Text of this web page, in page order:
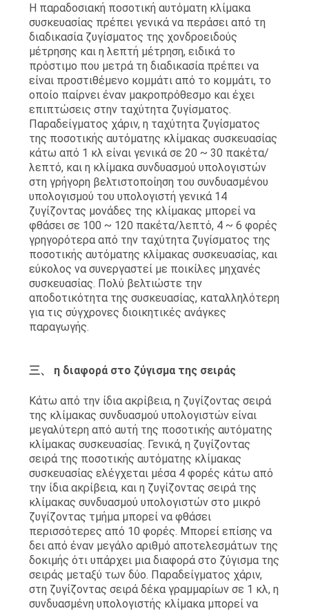
Η παραδοσιακή ποσοτική αυτόματη κλίμακα
συσκευασίας πρέπει γενικά να περάσει από τη
διαδικασία ζυγίσματος της χονδροειδούς
μέτρησης και η λεπτή μέτρηση, ειδικά το
πρόστιμο που μετρά τη διαδικασία πρέπει να
είναι προστιθέμενο κομμάτι από το κομμάτι, το
οποίο παίρνει έναν μακροπρόθεσμο και έχει
επιπτώσεις στην ταχύτητα ζυγίσματος.
Παραδείγματος χάριν, η ταχύτητα ζυγίσματος
της ποσοτικής αυτόματης κλίμακας συσκευασίας
κάτω από 1 κλ είναι γενικά σε 20 ~ 30 πακέτα/
λεπτό, και η κλίμακα συνδυασμού υπολογιστών
στη γρήγορη βελτιστοποίηση του συνδυασμένου
υπολογισμού του υπολογιστή γενικά 14
ζυγίζοντας μονάδες της κλίμακας μπορεί να
φθάσει σε 100 ~ 120 πακέτα/λεπτό, 4 ~ 6 φορές
γρηγορότερα από την ταχύτητα ζυγίσματος της
ποσοτικής αυτόματης κλίμακας συσκευασίας, και
εύκολος να συνεργαστεί με ποικίλες μηχανές
συσκευασίας. Πολύ βελτιώστε την
αποδοτικότητα της συσκευασίας, καταλληλότερη
για τις σύγχρονες διοικητικές ανάγκες
παραγωγής.
三、 η διαφορά στο ζύγισμα της σειράς
Κάτω από την ίδια ακρίβεια, η ζυγίζοντας σειρά
της κλίμακας συνδυασμού υπολογιστών είναι
μεγαλύτερη από αυτή της ποσοτικής αυτόματης
κλίμακας συσκευασίας. Γενικά, η ζυγίζοντας
σειρά της ποσοτικής αυτόματης κλίμακας
συσκευασίας ελέγχεται μέσα 4 φορές κάτω από
την ίδια ακρίβεια, και η ζυγίζοντας σειρά της
κλίμακας συνδυασμού υπολογιστών στο μικρό
ζυγίζοντας τμήμα μπορεί να φθάσει
περισσότερες από 10 φορές. Μπορεί επίσης να
δει από έναν μεγάλο αριθμό αποτελεσμάτων της
δοκιμής ότι υπάρχει μια διαφορά στο ζύγισμα της
σειράς μεταξύ των δύο. Παραδείγματος χάριν,
στη ζυγίζοντας σειρά δέκα γραμμαρίων σε 1 κλ, η
συνδυασμένη υπολογιστής κλίμακα μπορεί να